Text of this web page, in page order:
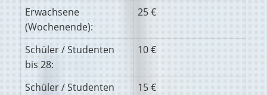
Erwachsene
(Wochenende):
25 €
Schüler / Studenten
bis 28:
10 €
Schüler / Studenten
15 €